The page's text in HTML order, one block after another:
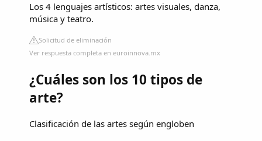
Los 4 lenguajes artísticos: artes visuales, danza,
música y teatro.
Solicitud de eliminación
Ver respuesta completa en euroinnova.mx
¿Cuáles son los 10 tipos de
arte?
Clasificación de las artes según engloben